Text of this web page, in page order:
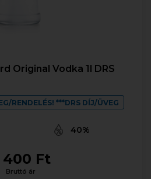
Original Vodka 1l DRS
RENDELÉS! ***DRS DÍJ/ÜVEG
40%
400 Ft
Bruttó ár